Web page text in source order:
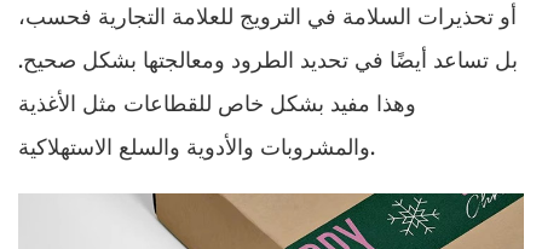
أو تحذيرات السلامة في الترويج للعلامة التجارية فحسب،
بل تساعد أيضًا في تحديد الطرود ومعالجتها بشكل صحيح.
وهذا مفيد بشكل خاص للقطاعات مثل الأغذية
والمشروبات والأدوية والسلع الاستهلاكية.